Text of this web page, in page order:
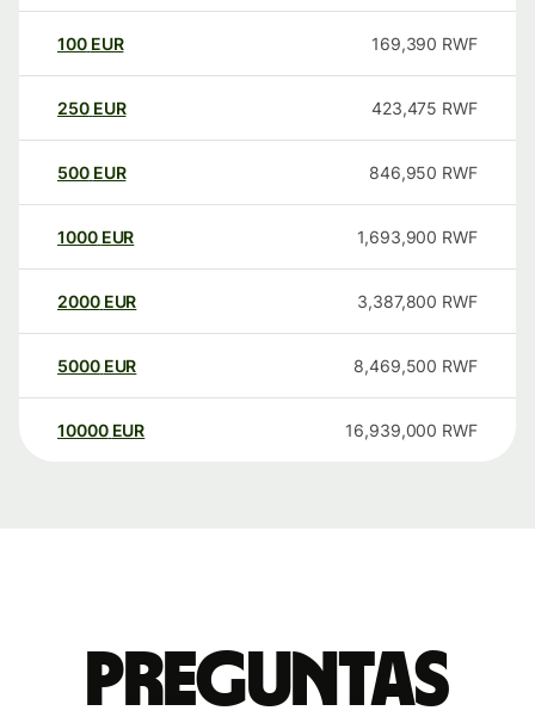
100 EUR 169,390 RWF
250 EUR 423,475 RWF
500 EUR 846,950 RWF
1000 EUR 1,693,900 RWF
2000 EUR 3,387,800 RWF
5000 EUR 8,469,500 RWF
10000 EUR 16,939,000 RWF
Preguntas